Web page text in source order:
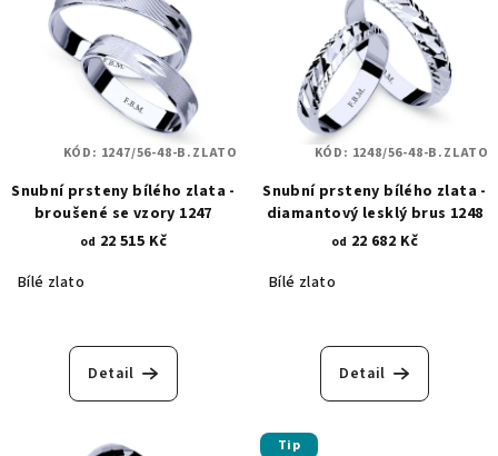
Snubní prsteny bílého zlata -
broušené se vzory 1247
od 22 515 Kč
Bílé zlato
Detail
KÓD: 1247/56-48-B.ZLATO
Snubní prsteny bílého zlata -
diamantový lesklý brus 1248
od 22 682 Kč
Bílé zlato
Detail
KÓD: 1248/56-48-B.ZLATO
Tip